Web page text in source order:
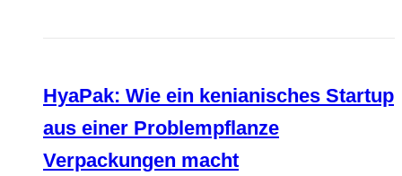
HyaPak: Wie ein kenianisches Startup
aus einer Problempflanze
Verpackungen macht